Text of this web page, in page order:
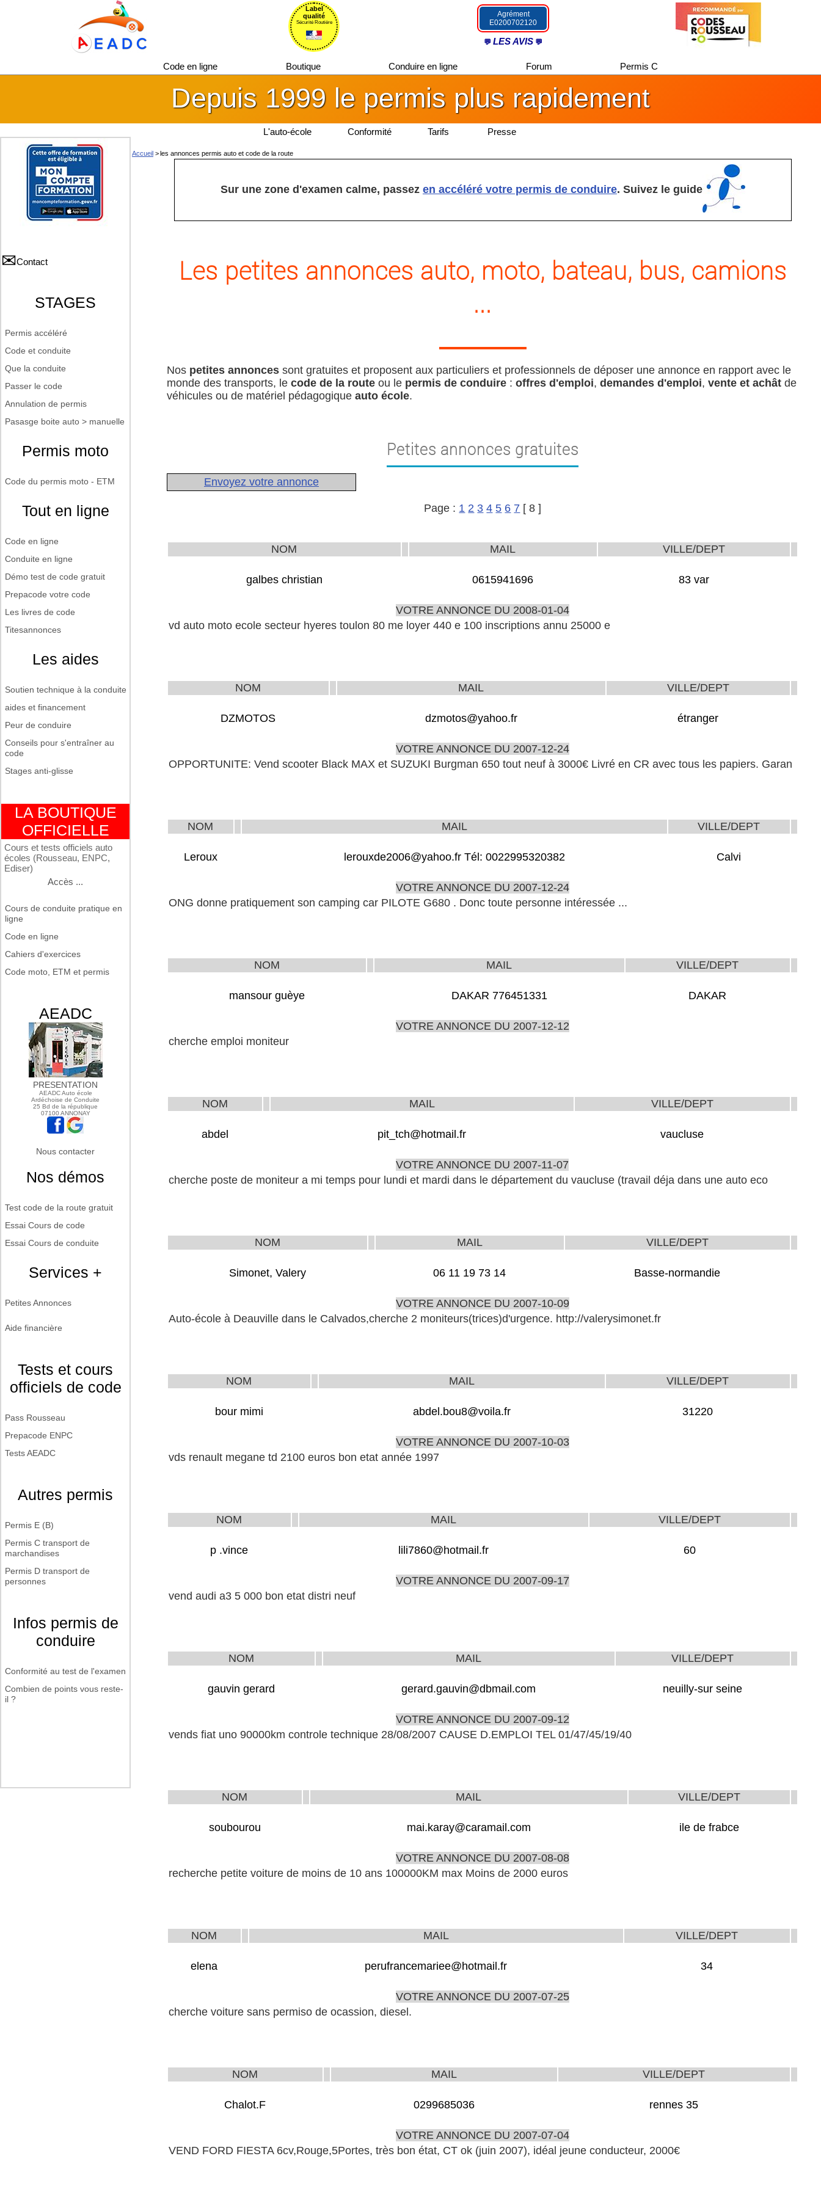
Label
qualité
Sécurité Routière
Agrément
E0200702120
LES AVIS
Code en ligne Boutique Conduire en ligne Forum Permis C
Depuis 1999 le permis plus rapidement
L'auto-école Conformité Tarifs Presse
Contact
STAGES
Permis accéléré
Code et conduite
Que la conduite
Passer le code
Annulation de permis
Pasasge boite auto > manuelle
Permis moto
Code du permis moto - ETM
Tout en ligne
Code en ligne
Conduite en ligne
Démo test de code gratuit
Prepacode votre code
Les livres de code
Titesannonces
Les aides
Soutien technique à la conduite
aides et financement
Peur de conduire
Conseils pour s'entraîner au
code
Stages anti-glisse
LA BOUTIQUE
OFFICIELLE
Cours et tests officiels auto
écoles (Rousseau, ENPC,
Ediser)
Accès ...
Cours de conduite pratique en
ligne
Code en ligne
Cahiers d'exercices
Code moto, ETM et permis
AEADC
PRESENTATION
AEADC Auto école
Ardéchoise de Conduite
25 Bd de la république
07100 ANNONAY
Nous contacter
Nos démos
Test code de la route gratuit
Essai Cours de code
Essai Cours de conduite
Services +
Petites Annonces
Aide financière
Tests et cours
officiels de code
Pass Rousseau
Prepacode ENPC
Tests AEADC
Autres permis
Permis E (B)
Permis C transport de
marchandises
Permis D transport de
personnes
Infos permis de
conduire
Conformité au test de l'examen
Combien de points vous reste-
il ?
Accueil >les annonces permis auto et code de la route
Sur une zone d'examen calme, passez en accéléré votre permis de conduire. Suivez le guide
Les petites annonces auto, moto, bateau, bus, camions
...
Nos petites annoncessont gratuites et proposent aux particuliers et professionnels de déposer une annonce en rapport avec le
monde des transports, le code de la routeou le permis de conduire: offres d'emploi, demandes d'emploi, vente et achâtde
véhicules ou de matériel pédagogique auto école.
Petites annonces gratuites
Envoyez votre annonce
Page : 1 2 3 4 5 6 7 [ 8 ]
NOM MAIL VILLE/DEPT
galbes christian 0615941696 83 var
VOTRE ANNONCE DU 2008-01-04
vd auto moto ecole secteur hyeres toulon 80 me loyer 440 e 100 inscriptions annu 25000 e
NOM MAIL VILLE/DEPT
DZMOTOS dzmotos@yahoo.fr étranger
VOTRE ANNONCE DU 2007-12-24
OPPORTUNITE: Vend scooter Black MAX et SUZUKI Burgman 650 tout neuf à 3000€ Livré en CR avec tous les papiers. Garan
NOM MAIL VILLE/DEPT
Leroux lerouxde2006@yahoo.fr Tél: 0022995320382 Calvi
VOTRE ANNONCE DU 2007-12-24
ONG donne pratiquement son camping car PILOTE G680 . Donc toute personne intéressée ...
NOM MAIL VILLE/DEPT
mansour guèye DAKAR 776451331 DAKAR
VOTRE ANNONCE DU 2007-12-12
cherche emploi moniteur
NOM MAIL VILLE/DEPT
abdel pit_tch@hotmail.fr vaucluse
VOTRE ANNONCE DU 2007-11-07
cherche poste de moniteur a mi temps pour lundi et mardi dans le département du vaucluse (travail déja dans une auto eco
NOM MAIL VILLE/DEPT
Simonet, Valery 06 11 19 73 14 Basse-normandie
VOTRE ANNONCE DU 2007-10-09
Auto-école à Deauville dans le Calvados,cherche 2 moniteurs(trices)d'urgence. http://valerysimonet.fr
NOM MAIL VILLE/DEPT
bour mimi abdel.bou8@voila.fr 31220
VOTRE ANNONCE DU 2007-10-03
vds renault megane td 2100 euros bon etat année 1997
NOM MAIL VILLE/DEPT
p .vince lili7860@hotmail.fr 60
VOTRE ANNONCE DU 2007-09-17
vend audi a3 5 000 bon etat distri neuf
NOM MAIL VILLE/DEPT
gauvin gerard gerard.gauvin@dbmail.com neuilly-sur seine
VOTRE ANNONCE DU 2007-09-12
vends fiat uno 90000km controle technique 28/08/2007 CAUSE D.EMPLOI TEL 01/47/45/19/40
NOM MAIL VILLE/DEPT
soubourou mai.karay@caramail.com ile de frabce
VOTRE ANNONCE DU 2007-08-08
recherche petite voiture de moins de 10 ans 100000KM max Moins de 2000 euros
NOM MAIL VILLE/DEPT
elena perufrancemariee@hotmail.fr 34
VOTRE ANNONCE DU 2007-07-25
cherche voiture sans permiso de ocassion, diesel.
NOM MAIL VILLE/DEPT
Chalot.F 0299685036 rennes 35
VOTRE ANNONCE DU 2007-07-04
VEND FORD FIESTA 6cv,Rouge,5Portes, très bon état, CT ok (juin 2007), idéal jeune conducteur, 2000€